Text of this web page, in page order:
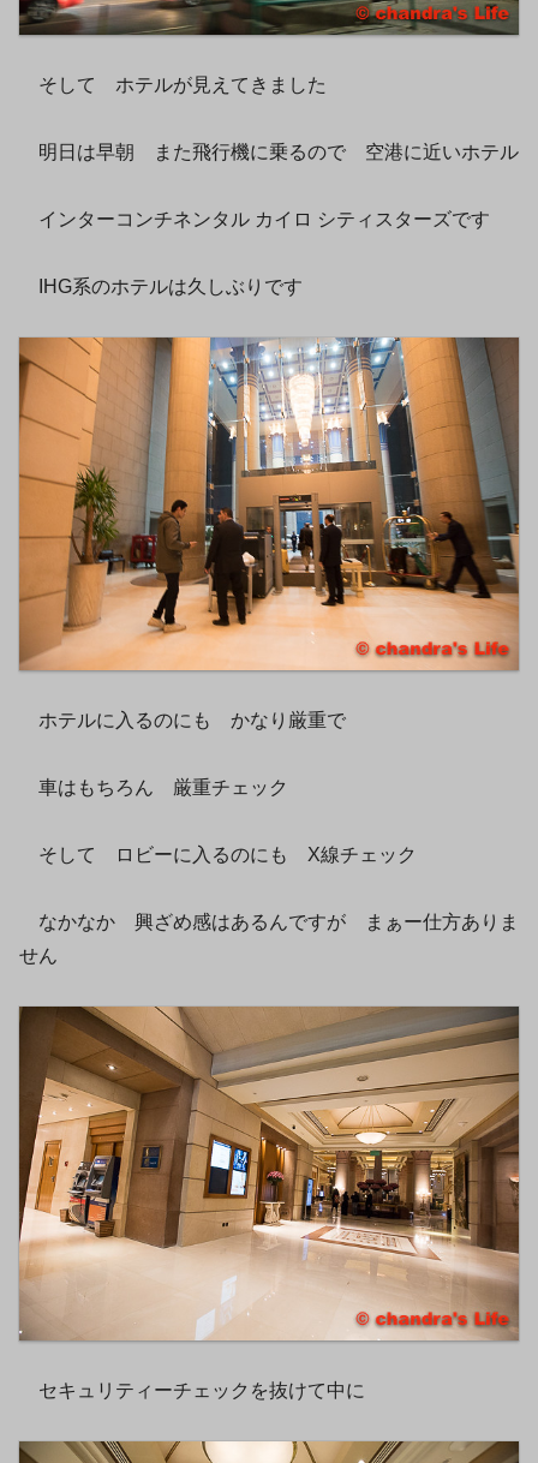
そして ホテルが見えてきました
明日は早朝 また飛行機に乗るので 空港に近いホテル
インターコンチネンタル カイロ シティスターズです
IHG系のホテルは久しぶりです
ホテルに入るのにも かなり厳重で
車はもちろん 厳重チェック
そして ロビーに入るのにも X線チェック
なかなか 興ざめ感はあるんですが まぁー仕方ありま
せん
セキュリティーチェックを抜けて中に